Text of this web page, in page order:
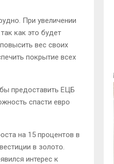
При увеличении
как это будет
вес своих
покрытие всех
предоставить ЕЦБ
спасти евро
на 15 процентов в
в золото.
интерес к